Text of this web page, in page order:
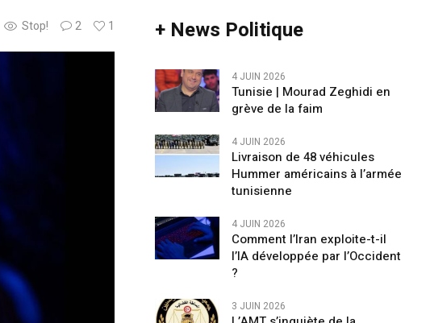
Stop! 2 1 + News Politique
4 JUIN 2026
Tunisie | Mourad Zeghidi en
grève de la faim
4 JUIN 2026
Livraison de 48 véhicules
Hummer américains à l’armée
tunisienne
4 JUIN 2026
Comment l’Iran exploite-t-il
l’IA développée par l’Occident
?
3 JUIN 2026